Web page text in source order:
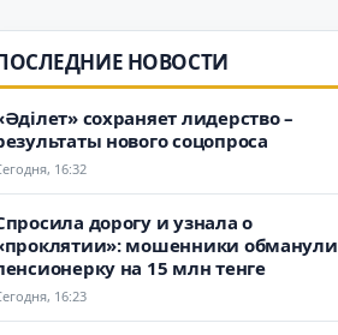
НОВОСТИ
сохраняет лидерство –
нового соцопроса
16:32
дорогу и узнала о
мошенники обманули
на 15 млн тенге
16:23